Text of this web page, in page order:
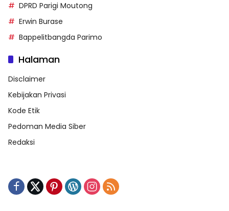
DPRD Parigi Moutong
Erwin Burase
Bappelitbangda Parimo
Halaman
Disclaimer
Kebijakan Privasi
Kode Etik
Pedoman Media Siber
Redaksi